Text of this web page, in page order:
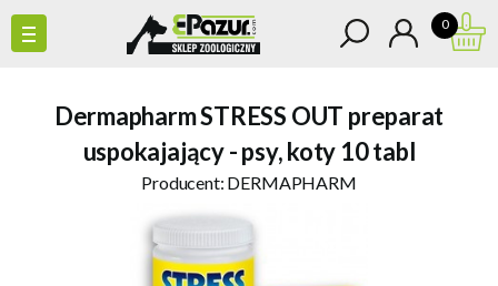
0
Dermapharm STRESS OUT preparat
uspokajający - psy, koty 10 tabl
Producent: DERMAPHARM